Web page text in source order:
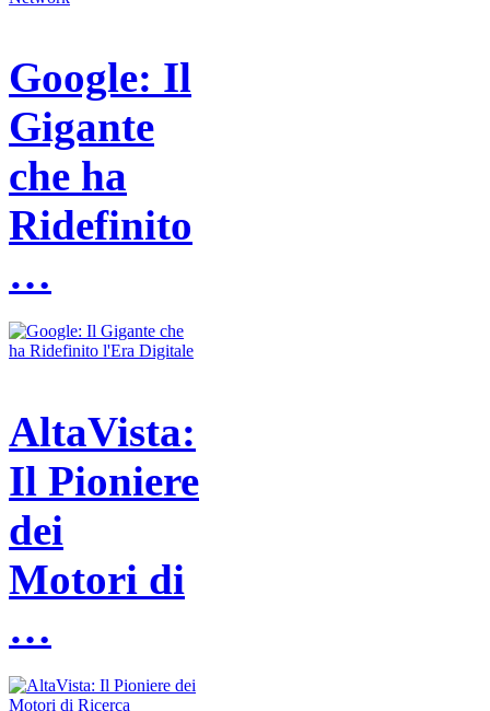
Google: Il
Gigante
che ha
Ridefinito
…
AltaVista:
Il Pioniere
dei
Motori di
…